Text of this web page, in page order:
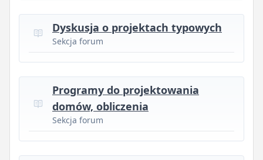
Dyskusja o projektach typowych
Sekcja forum
Programy do projektowania
domów, obliczenia
Sekcja forum